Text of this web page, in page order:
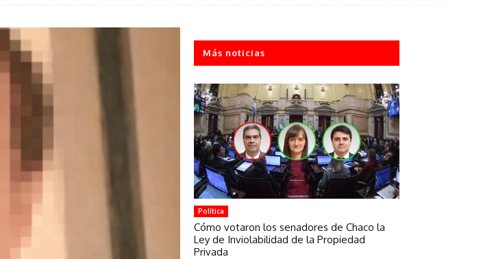
Más noticias
Política
Cómo votaron los senadores de Chaco la
Ley de Inviolabilidad de la Propiedad
Privada